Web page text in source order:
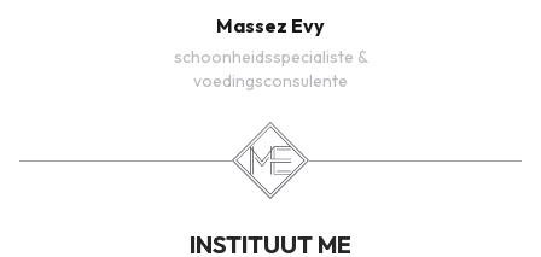
Massez Evy
schoonheidsspecialiste &
voedingsconsulente
INSTITUUT ME